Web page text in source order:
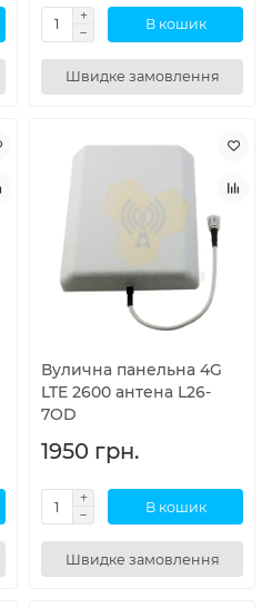
В кошик
Швидке замовлення
Вулична панельна 4G
LTE 2600 антена L26-
7OD
1950 грн.
В кошик
Швидке замовлення